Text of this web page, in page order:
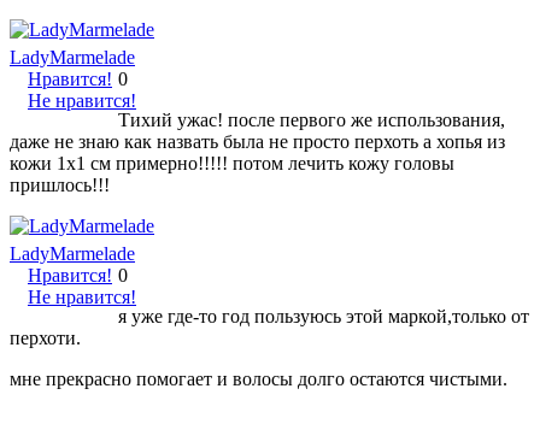
LadyMarmelade
Нравится!
Не нравится!
0
Тихий ужас! после первого же использования,
даже не знаю как назвать была не просто перхоть а хопья из
кожи 1х1 см примерно!!!!! потом лечить кожу головы
пришлось!!!
LadyMarmelade
Нравится!
Не нравится!
0
я уже где-то год пользуюсь этой маркой,только от
перхоти.
мне прекрасно помогает и волосы долго остаются чистыми.